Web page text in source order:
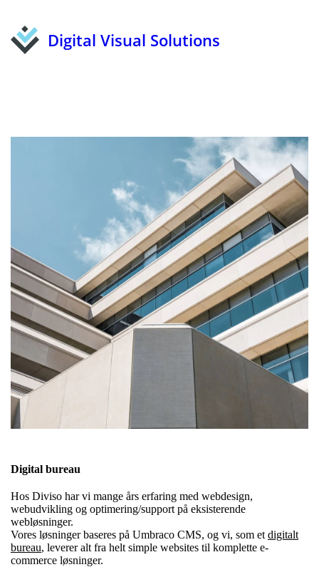
Digital Visual Solutions
Digital bureau
Hos Diviso har vi mange års erfaring med webdesign,
webudvikling og optimering/support på eksisterende
webløsninger.
Vores løsninger baseres på Umbraco CMS, og vi, som et digitalt
bureau, leverer alt fra helt simple websites til komplette e-
commerce løsninger.